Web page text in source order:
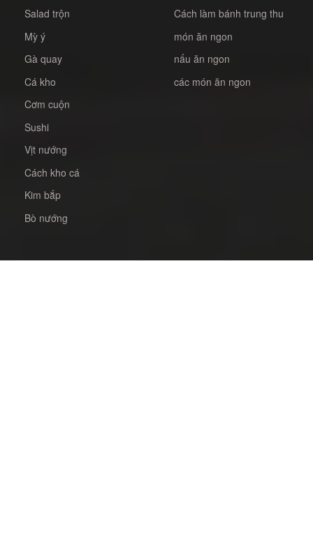
Salad trộn
Mỳ ý
Gà quay
Cá kho
Cơm cuộn
Sushi
Vịt nướng
Cách kho cá
Kim bắp
Bò nướng
Cách làm bánh trung thu
món ăn ngon
nấu ăn ngon
các món ăn ngon